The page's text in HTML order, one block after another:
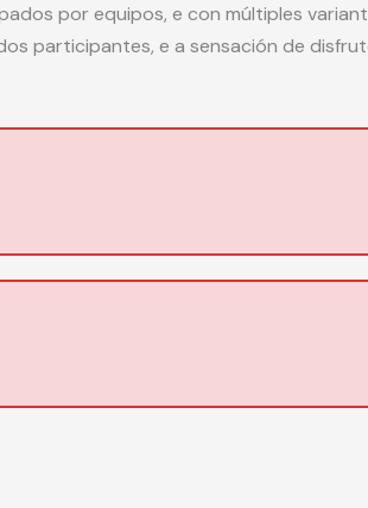
por equipos, e con múltiples
participantes, e a sensación de